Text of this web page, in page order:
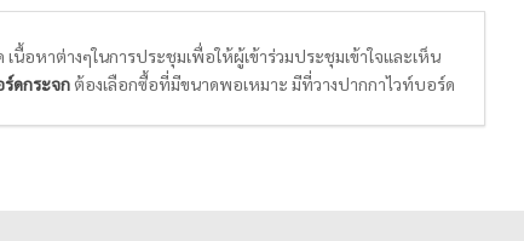
อหาต่างๆในการประชุมเพื่อให้ผู้เข้าร่วมประชุมเข้าใจและเห็น
ดกระจกต้องเลือกซื้อที่มีขนาดพอเหมาะ มีที่วางปากกาไวท์บอร์ด
กระดานบอร์ดใช้งานได้นาน ต้องลบทำความสะอาดหลังจากใช้
ณ์เพื่ออำนวยความสะดวกในการประชุมต่างๆ ได้แก่